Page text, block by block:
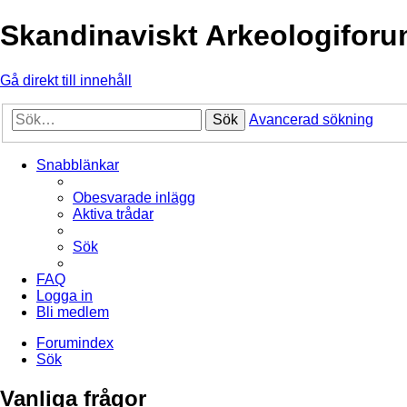
Skandinaviskt
Gå direkt till innehåll
Sök Avancerad sökning
Snabblänkar
Obesvarade inlägg
Aktiva trådar
Sök
FAQ
Logga in
Bli medlem
Forumindex
Sök
Vanliga frågor